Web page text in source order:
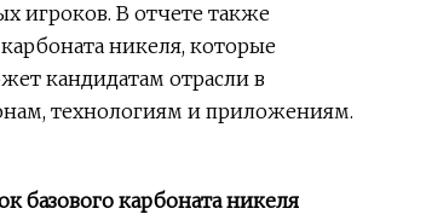
игроков. В отчете также
никеля, которые
кандидатам отрасли в
технологиям и приложениям.
базового карбоната никеля